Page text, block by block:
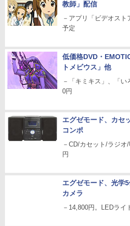
教師」配信
－アプリ「ビデオス
予定
低価格DVD・
トメビウス」他
－「キミキス」、「
0円
エグゼモード、カセ
コンポ
－CD/カセット/ラジ
円
エグゼモード、光学
カメラ
－14,800円。LEDライ